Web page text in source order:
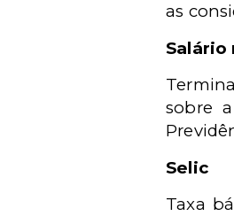
as
Salário
sobre
Selic
Taxa